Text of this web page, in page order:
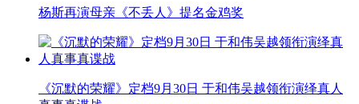
杨斯再演母亲《不丢人》提名金鸡奖
《沉默的荣耀》定档9月30日 于和伟吴越领衔演绎真人